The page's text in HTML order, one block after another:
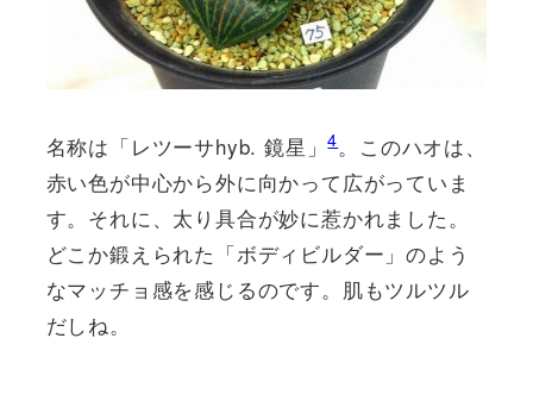
名称は「レツーサhyb. 鏡星」4。このハオは、
赤い色が中心から外に向かって広がっていま
す。それに、太り具合が妙に惹かれました。
どこか鍛えられた「ボディビルダー」のよう
なマッチョ感を感じるのです。肌もツルツル
だしね。